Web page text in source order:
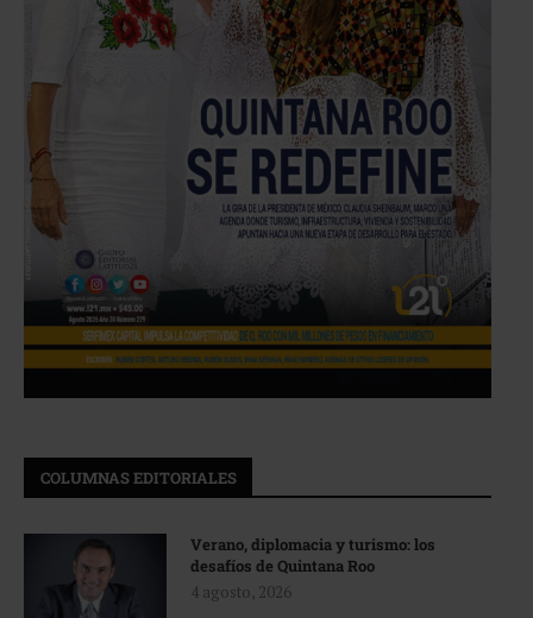
COLUMNAS EDITORIALES
Verano, diplomacia y turismo: los
desafíos de Quintana Roo
4 agosto, 2026